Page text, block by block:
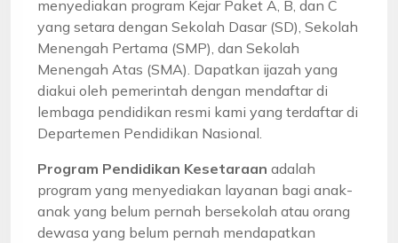
menyediakan program Kejar Paket A, B, dan C
yang setara dengan Sekolah Dasar (SD), Sekolah
Menengah Pertama (SMP), dan Sekolah
Menengah Atas (SMA). Dapatkan ijazah yang
diakui oleh pemerintah dengan mendaftar di
lembaga pendidikan resmi kami yang terdaftar di
Departemen Pendidikan Nasional.
Program Pendidikan Kesetaraan adalah
program yang menyediakan layanan bagi anak-
anak yang belum pernah bersekolah atau orang
dewasa yang belum pernah mendapatkan